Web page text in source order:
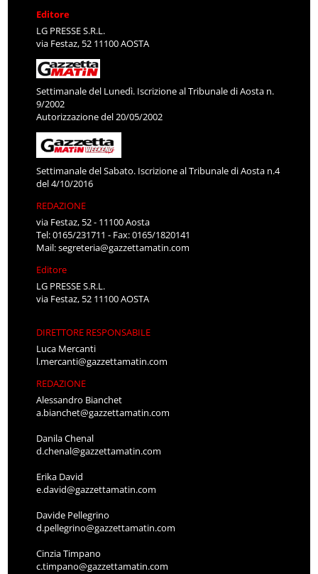
Editore
LG PRESSE S.R.L.
via Festaz, 52 11100 AOSTA
Settimanale del Lunedì. Iscrizione al Tribunale di Aosta n.
9/2002
Autorizzazione del 20/05/2002
Settimanale del Sabato. Iscrizione al Tribunale di Aosta n.4
del 4/10/2016
REDAZIONE
via Festaz, 52 - 11100 Aosta
Tel: 0165/231711 - Fax: 0165/1820141
Mail:segreteria@gazzettamatin.com
Editore
LG PRESSE S.R.L.
via Festaz, 52 11100 AOSTA
DIRETTORE RESPONSABILE
Luca Mercanti
l.mercanti@gazzettamatin.com
REDAZIONE
Alessandro Bianchet
a.bianchet@gazzettamatin.com
Danila Chenal
d.chenal@gazzettamatin.com
Erika David
e.david@gazzettamatin.com
Davide Pellegrino
d.pellegrino@gazzettamatin.com
Cinzia Timpano
c.timpano@gazzettamatin.com